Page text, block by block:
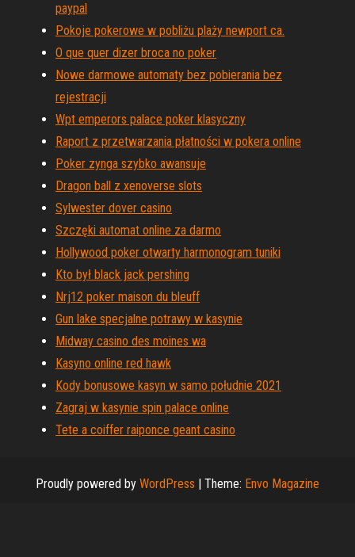
paypal
Pokoje pokerowe w pobliżu plaży newport ca.
O que quer dizer broca no poker
Nowe darmowe automaty bez pobierania bez
rejestracji
Wpt emperors palace poker klasyczny
Raport z przetwarzania płatności w pokera online
Poker zynga szybko awansuje
Dragon ball z xenoverse slots
Sylwester dover casino
Szczęki automat online za darmo
Hollywood poker otwarty harmonogram tuniki
Kto był black jack pershing
Nrj12 poker maison du bleuff
Gun lake specjalne potrawy w kasynie
Midway casino des moines wa
Kasyno online red hawk
Kody bonusowe kasyn w samo południe 2021
Zagraj w kasynie spin palace online
Tete a coiffer raiponce geant casino
Proudly powered by WordPress | Theme: Envo Magazine